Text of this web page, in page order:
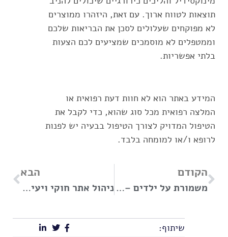
תוצאות לטווח ארוך. עם זאת, היזהרו ממוצרים
לא מפוקחים שעלולים לסכן את הבריאות שלכם
וממטפלים לא מוסמכים שמציעים לכם הצעות
בלתי אפשריות.
המידע באתר הוא לא חוות דעת רפואית או
המלצה רפואית מכל סוג שהוא, כדי לקבל את
הטיפול המדויק לצורך הטיפול בבעיה יש לפנות
לרופא ו/או למומחה בלבד.
הקודם
משמורת על ילדים – מה חשוב לדעת?
הבא
ניהול אתר חוקי ויעיל – היבטים משפטיים ומקצועיים
שיתוף: